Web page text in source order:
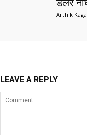
डलर
Arthik
LEAVE A REPLY